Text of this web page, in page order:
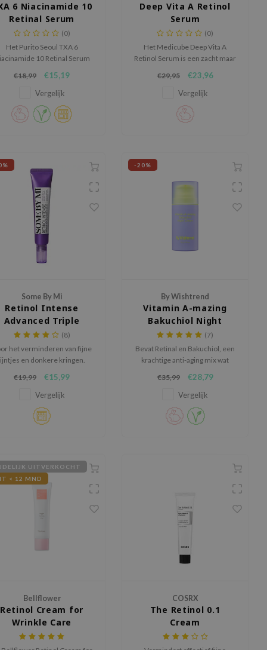
6 Niacinamide 10
Retinal Serum
(0)
Het Purito Seoul TXA 6
10 Retinal Serum
helpt om pigmentvlekken en
een ongelijkmatige teint te
verminderen.
€18,99 €15,19
Vergelijk
Deep Vita A Retinol
Serum
(0)
Het Medicube Deep Vita A
Retinol Serum is een zacht maar
een gladdere, egale en
stralende huid te krijgen zonder
irritatie.
€29,95 €23,96
Vergelijk
Some By Mi
Retinol Intense
Advanced Triple
Action Eye Cream
(8)
het verminderen van fijne
en donkere kringen.
€19,99
€15,99
Vergelijk
-20%
By Wishtrend
Vitamin A-mazing
Bakuchiol Night
Cream (7)
Bevat Retinal en Bakuchiol, een
krachtige anti-aging mix wat
collageenproductie stimuleert.
€35,99 €28,79
Vergelijk
UITVERKOCHT
< 12 MND
Bellflower
Retinol Cream for
Wrinkle Care
COSRX
The Retinol 0.1
Cream